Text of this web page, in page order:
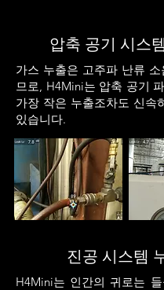
압축 공기 시스
가스 누출은 고주파 난류 소
므로, H4Mini는 압축 공기
가장 작은 누출조차도 신속
있습니다.
진공 시스템
H4Mini는 인간의 귀로는